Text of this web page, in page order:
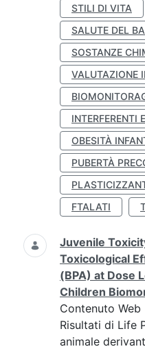
STILI DI VITA
SALUTE DEL
SOSTANZE
VALUTAZIONE
INTERFERENTI
OBESITÀ
PUBERTÀ
FTALATI
Juvenile
Toxicological
(BPA) at Dose
Children
Contenuto Web
Risultati di Life
animale